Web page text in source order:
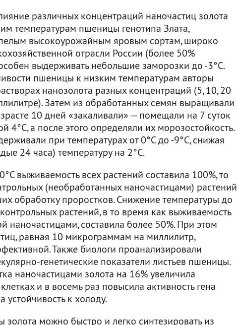
различных концентраций наночастиц золота
температурам пшеницы генотипа Злата,
высокоурожайным яровым сортам, широко
отрасли России (более 50%
выдерживать небольшие заморозки до -3°С.
пшеницы к низким температурам авторы
нанозолота разных концентраций (5, 10, 20
Затем из обработанных семян выращивали
10 дней «закаливали» — помещали на 7 суток
4°С, а после этого определяли их морозостойкость.
при температурах от 0°С до -9°С, снижая
24 часа) температуру на 2°С.
выживаемость всех растений составила 100%, то
(необработанных наночастицами) растений
обработку проростков. Снижение температуры до
растений, в то время как выживаемость
наночастицами, составила более 50%. При этом
равная 10 микрограммам на миллилитр,
Также биологи проанализировали
генетические показатели листьев пшеницы.
наночастицами золота на 16% увеличила
и в восемь раз повысила активность гена
устойчивость к холоду.
золота можно быстро и легко синтезировать из